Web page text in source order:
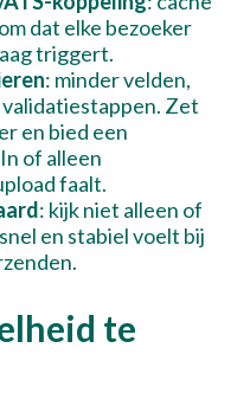
dat elke bezoeker
triggert.
: minder velden,
Zet
en bied een
of alleen
faalt.
: kijk niet alleen of
en stabiel voelt bij
te